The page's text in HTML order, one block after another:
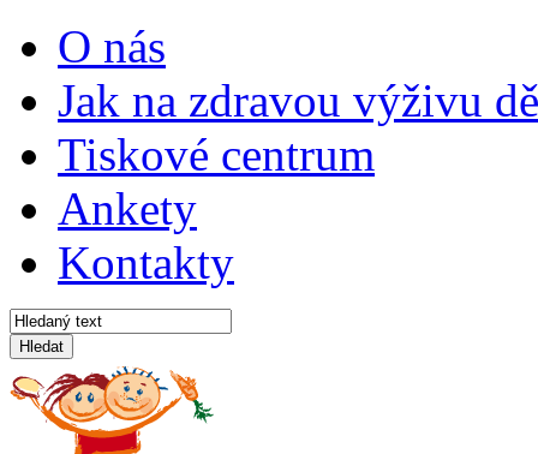
O nás
Jak na zdravou výživu
Tiskové centrum
Ankety
Kontakty
Hledat